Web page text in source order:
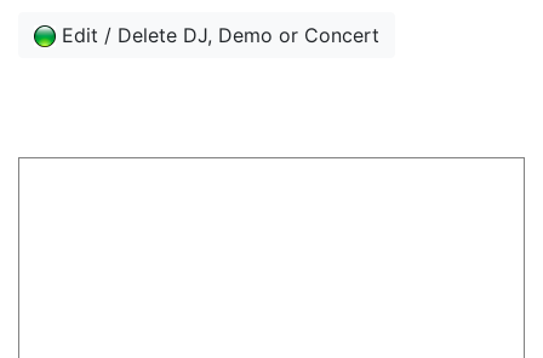
Edit / Delete DJ, Demo or Concert